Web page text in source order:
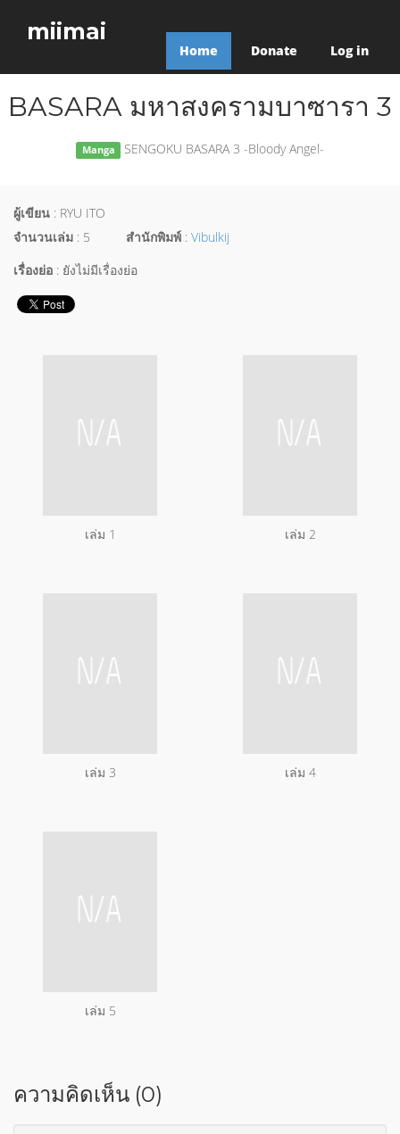
miimai
Home Donate Log in
BASARA มหาสงครามบาซารา 3
Manga SENGOKU BASARA 3 -Bloody Angel-
ผู้เขียน : RYU ITO
จำนวนเล่ม : 5 สำนักพิมพ์ : Vibulkij
เรื่องย่อ : ยังไม่มีเรื่องย่อ
เล่ม 1 เล่ม 2
เล่ม 3 เล่ม 4
เล่ม 5
ความคิดเห็น (0)